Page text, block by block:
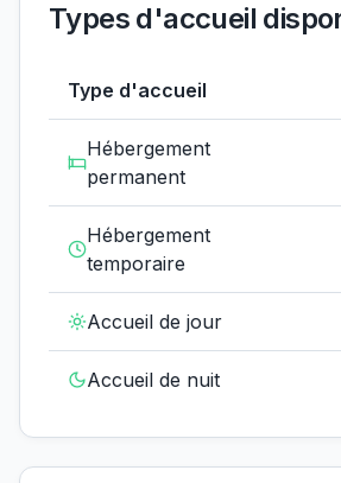
Types d'accueil
Type d'accueil
Hébergement
permanent
Hébergement
temporaire
Accueil de jour
Accueil de nuit